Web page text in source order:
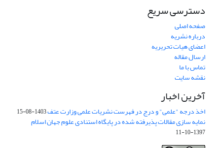
دسترسی سریع
صفحه اصلی
درباره نشریه
اعضای هیات تحریریه
ارسال مقاله
تماس با ما
نقشه سایت
آخرین اخبار
اخذ درجه "علمی" و درج در فهرست نشریات علمی وزارت عتف1403-08-15
نمایه سازی مقالات پذیرفته شده در پایگاه استنادی علوم جهان اسلام
1397-10-11